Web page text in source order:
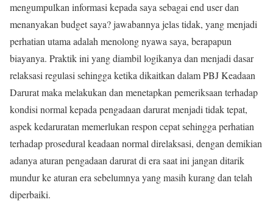
mengumpulkan informasi kepada saya sebagai end user dan
menanyakan budget saya? jawabannya jelas tidak, yang menjadi
perhatian utama adalah menolong nyawa saya, berapapun
biayanya. Praktik ini yang diambil logikanya dan menjadi dasar
relaksasi regulasi sehingga ketika dikaitkan dalam PBJ Keadaan
Darurat maka melakukan dan menetapkan pemeriksaan terhadap
kondisi normal kepada pengadaan darurat menjadi tidak tepat,
aspek kedaruratan memerlukan respon cepat sehingga perhatian
terhadap prosedural keadaan normal direlaksasi, dengan demikian
adanya aturan pengadaan darurat di era saat ini jangan ditarik
mundur ke aturan era sebelumnya yang masih kurang dan telah
diperbaiki.